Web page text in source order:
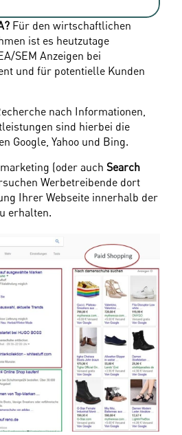
Für den wirtschaftlichen
ist es heutzutage
SEM Anzeigen bei
und für potentielle Kunden
nach Informationen,
sind hierbei die
Google, Yahoo und Bing.
(oder auch Search
Werbetreibende dort
Ihrer Webseite innerhalb der
erhalten.